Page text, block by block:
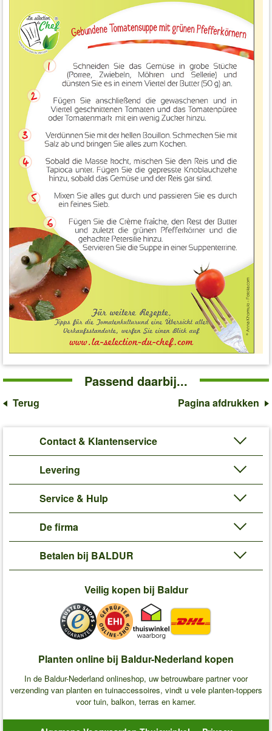
Passend daarbij...
Terug Pagina afdrukken
Contact & Klantenservice
Levering
Service & Hulp
De firma
Betalen bij BALDUR
Veilig kopen bij Baldur
Planten online bij Baldur-Nederland kopen
In de Baldur-Nederland onlineshop, uw betrouwbare partner voor
verzending van planten en tuinaccessoires, vindt u vele planten-toppers
voor tuin, balkon, terras en kamer.